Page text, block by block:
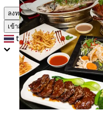
ลงทะเบียน
เข้าสู่ระบบ
th